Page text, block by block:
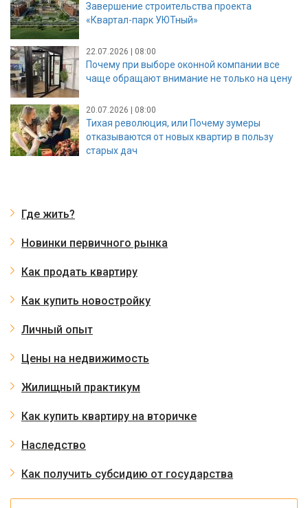
Завершение строительства проекта
«Квартал-парк УЮТный»
22.07.2026 | 08:00
Почему при выборе оконной компании все
чаще обращают внимание не только на цену
20.07.2026 | 08:00
Тихая революция, или Почему зумеры
отказываются от новых квартир в пользу
старых дач
Где жить?
Новинки первичного рынка
Как продать квартиру
Как купить новостройку
Личный опыт
Цены на недвижимость
Жилищный практикум
Как купить квартиру на вторичке
Наследство
Как получить субсидию от государства